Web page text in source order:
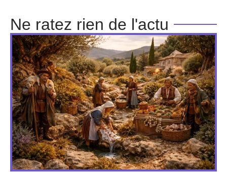
Ne ratez rien de l'actu